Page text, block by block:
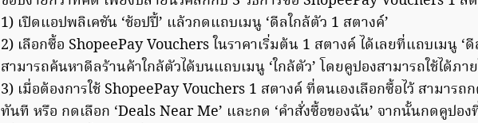
1) เปิดแอปพลิเคชัน ‘ช้อปปี้’ แล้วกดแถบเมนู ‘ดีลใกล้ตัว 1 สตางค์’
2) เลือกซื้อ ShopeePay Vouchers ในราคาเริ่มต้น 1 สตางค์ ได้เลยที่แถบเมนู ‘
สามารถค้นหาดีลร้านค้าใกล้ตัวได้บนแถบเมนู ‘ใกล้ตัว’ โดยคูปองสามารถใช้ได้ภา
3) เมื่อต้องการใช้ ShopeePay Vouchers 1 สตางค์ ที่ตนเองเลือกซื้อไว้ สามารถก
ทันที หรือ กดเลือก ‘Deals Near Me’ และกด ‘คำสั่งซื้อของฉัน’ จากนั้นกดคูปอง